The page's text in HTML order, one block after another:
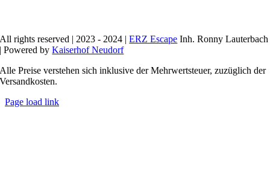
All rights reserved | 2023 - 2024 |ERZ Escape Inh. Ronny Lauterbach
| Powered byKaiserhof Neudorf
Alle Preise verstehen sich inklusive der Mehrwertsteuer, zuzüglich der
Versandkosten.
Page load link